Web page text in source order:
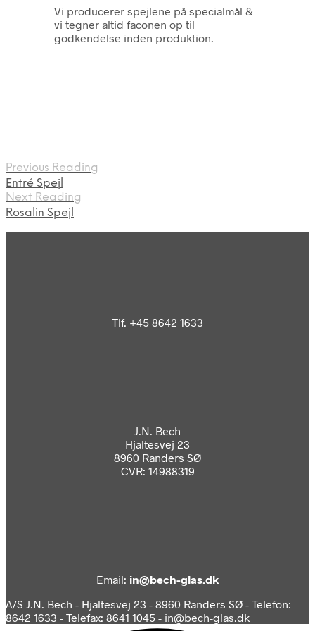
Vi producerer spejlene på specialmål &
vi tegner altid faconen op til
godkendelse inden produktion.
Previous Reading
Entré Spejl
Next Reading
Rosalin Spejl
Tlf. +45 8642 1633
J.N. Bech
Hjaltesvej 23
8960 Randers SØ
CVR: 14988319
Email: in@bech-glas.dk
A/S J.N. Bech - Hjaltesvej 23 - 8960 Randers SØ - Telefon:
8642 1633 - Telefax: 8641 1045 - in@bech-glas.dk